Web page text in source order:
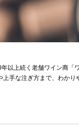
以上続く老舗ワイン商
手な注ぎ方まで、わかり